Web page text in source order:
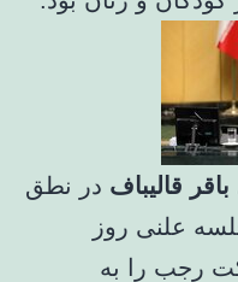
قالیباف در نطق
علنی روز
رجب را به